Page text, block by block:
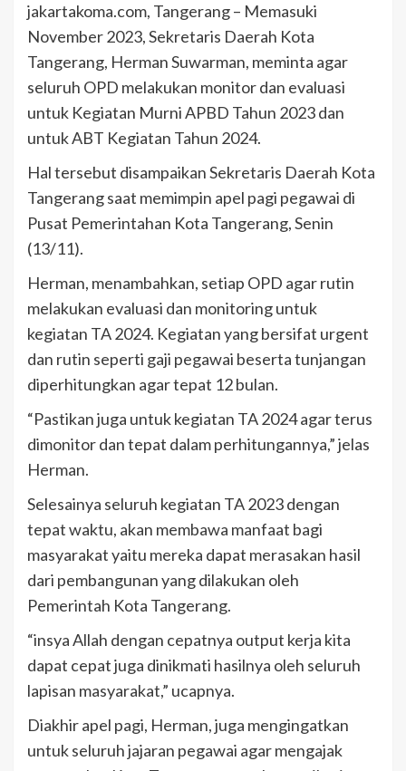
jakartakoma.com, Tangerang – Memasuki
November 2023, Sekretaris Daerah Kota
Tangerang, Herman Suwarman, meminta agar
seluruh OPD melakukan monitor dan evaluasi
untuk Kegiatan Murni APBD Tahun 2023 dan
untuk ABT Kegiatan Tahun 2024.
Hal tersebut disampaikan Sekretaris Daerah Kota
Tangerang saat memimpin apel pagi pegawai di
Pusat Pemerintahan Kota Tangerang, Senin
(13/11).
Herman, menambahkan, setiap OPD agar rutin
melakukan evaluasi dan monitoring untuk
kegiatan TA 2024. Kegiatan yang bersifat urgent
dan rutin seperti gaji pegawai beserta tunjangan
diperhitungkan agar tepat 12 bulan.
“Pastikan juga untuk kegiatan TA 2024 agar terus
dimonitor dan tepat dalam perhitungannya,” jelas
Herman.
Selesainya seluruh kegiatan TA 2023 dengan
tepat waktu, akan membawa manfaat bagi
masyarakat yaitu mereka dapat merasakan hasil
dari pembangunan yang dilakukan oleh
Pemerintah Kota Tangerang.
“insya Allah dengan cepatnya output kerja kita
dapat cepat juga dinikmati hasilnya oleh seluruh
lapisan masyarakat,” ucapnya.
Diakhir apel pagi, Herman, juga mengingatkan
untuk seluruh jajaran pegawai agar mengajak